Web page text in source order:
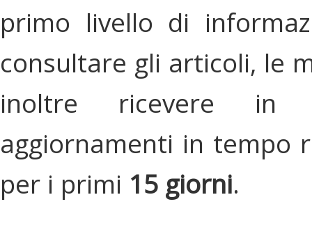
primo livello di
consultare gli articoli, le
inoltre ricevere in
aggiornamenti in tempo
per i primi 15 giorni.